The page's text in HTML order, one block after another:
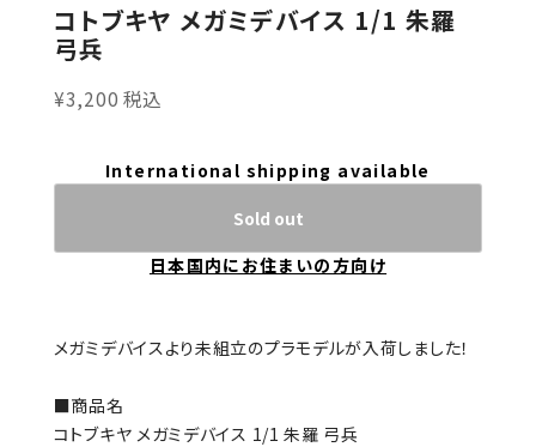
コトブキヤ メガミデバイス 1/1 朱羅
弓兵
¥3,200 税込
International shipping available
Sold out
日本国内にお住まいの方向け
メガミデバイスより未組立のプラモデルが入荷しました！
■商品名
コトブキヤ メガミデバイス 1/1 朱羅 弓兵